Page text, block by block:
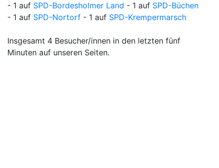
- 1 auf SPD-Bordesholmer Land - 1 auf SPD-Büchen
- 1 auf SPD-Nortorf - 1 auf SPD-Krempermarsch
Insgesamt 4 Besucher/innen in den letzten fünf
Minuten auf unseren Seiten.